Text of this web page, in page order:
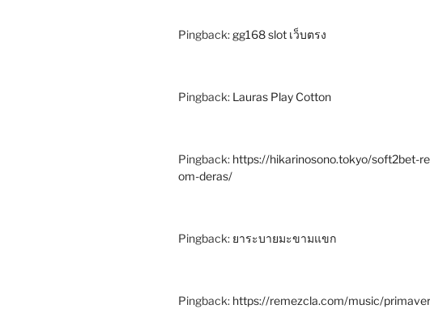
Pingback: gg168 slot เว็บตรง
Pingback: Lauras Play Cotton
Pingback: https://hikarinosono.tokyo/soft2bet-
om-deras/
Pingback: ยาระบายมะขามแขก
Pingback: https://remezcla.com/music/